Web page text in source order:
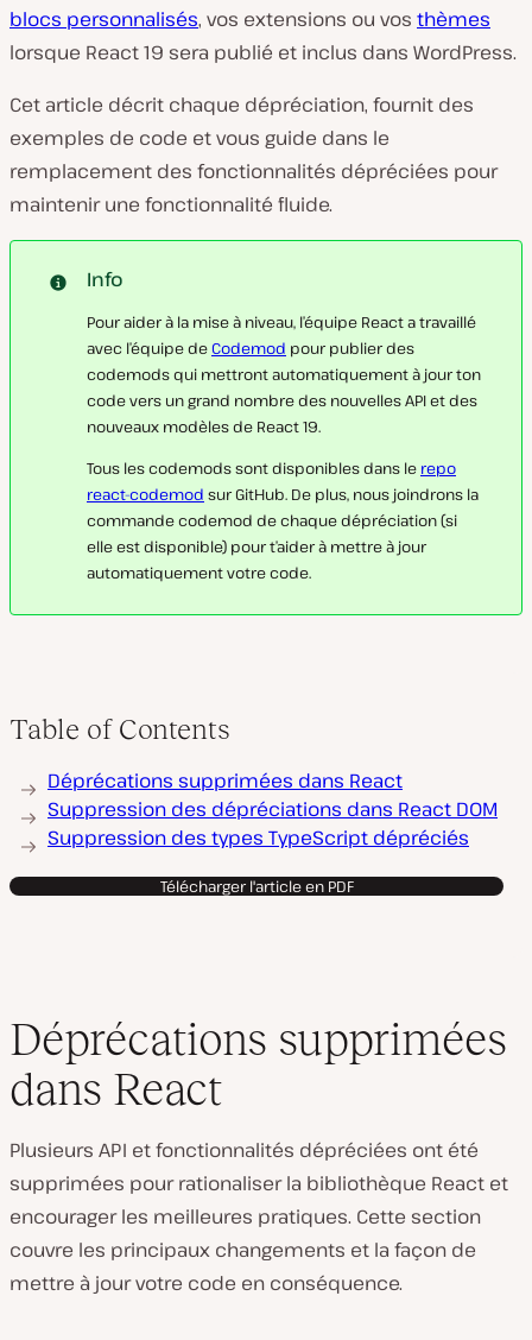
blocs personnalisés, vos extensions ou vos thèmes
lorsque React 19 sera publié et inclus dans WordPress.
Cet article décrit chaque dépréciation, fournit des
exemples de code et vous guide dans le
remplacement des fonctionnalités dépréciées pour
maintenir une fonctionnalité fluide.
Info
Pour aider à la mise à niveau, l’équipe React a travaillé
avec l’équipe deCodemod pour publier des
codemods qui mettront automatiquement à jour ton
code vers un grand nombre des nouvelles API et des
nouveaux modèles de React 19.
Tous les codemods sont disponibles dans le repo
react-codemod sur GitHub. De plus, nous joindrons la
commande codemod de chaque dépréciation (si
elle est disponible) pour t’aider à mettre à jour
automatiquement votre code.
Table of Contents
Déprécations supprimées dans React
Suppression des dépréciations dans React DOM
Suppression des types TypeScript dépréciés
Télécharger l'article en PDF
Déprécations supprimées
dans React
Plusieurs API et fonctionnalités dépréciées ont été
supprimées pour rationaliser la bibliothèque React et
encourager les meilleures pratiques. Cette section
couvre les principaux changements et la façon de
mettre à jour votre code en conséquence.